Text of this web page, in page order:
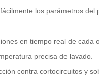
los parámetros
en tiempo real de cada
precisa de lavado.
contra cortocircuitos y